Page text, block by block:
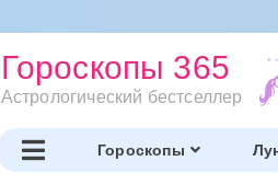
Гороскопы 365
Астрологический бестселлер
Гороскопы